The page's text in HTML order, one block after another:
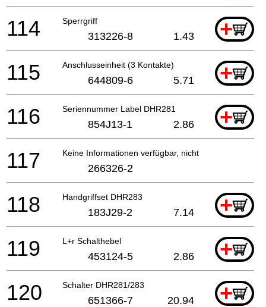
Sperrgriff +
114 313226-8 1.43
Anschlusseinheit (3 Kontakte) +
115 644809-6 5.71
Seriennummer Label DHR281 +
116 854J13-1 2.86
Keine Informationen verfügbar, nicht bestellbar
117 266326-2
Handgriffset DHR283 +
118 183J29-2 7.14
L+r Schalthebel +
119 453124-5 2.86
Schalter DHR281/283 +
120 651366-7 20.94